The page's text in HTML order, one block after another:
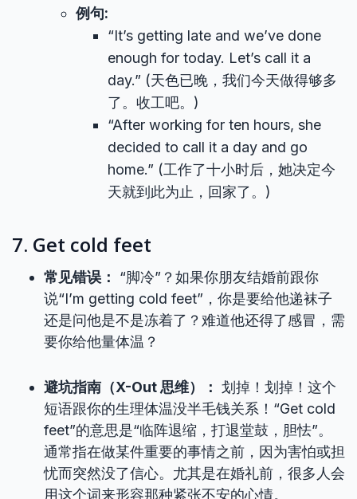
例句:
“It’s getting late and we’ve done
enough for today. Let’s call it a
day.” (天色已晚，我们今天做得够多
了。收工吧。)
“After working for ten hours, she
decided to call it a day and go
home.” (工作了十小时后，她决定今
天就到此为止，回家了。)
7. Get cold feet
常见错误：
“脚冷”？如果你朋友结婚前跟你
说“I’m getting cold feet”，你是要给他递袜子
还是问他是不是冻着了？难道他还得了感冒，需
要你给他量体温？
避坑指南（X-Out 思维）： 划掉！划掉！这个
短语跟你的生理体温没半毛钱关系！“Get cold
feet”的意思是“临阵退缩，打退堂鼓，胆怯”。
通常指在做某件重要的事情之前，因为害怕或担
忧而突然没了信心。尤其是在婚礼前，很多人会
用这个词来形容那种紧张不安的心情。